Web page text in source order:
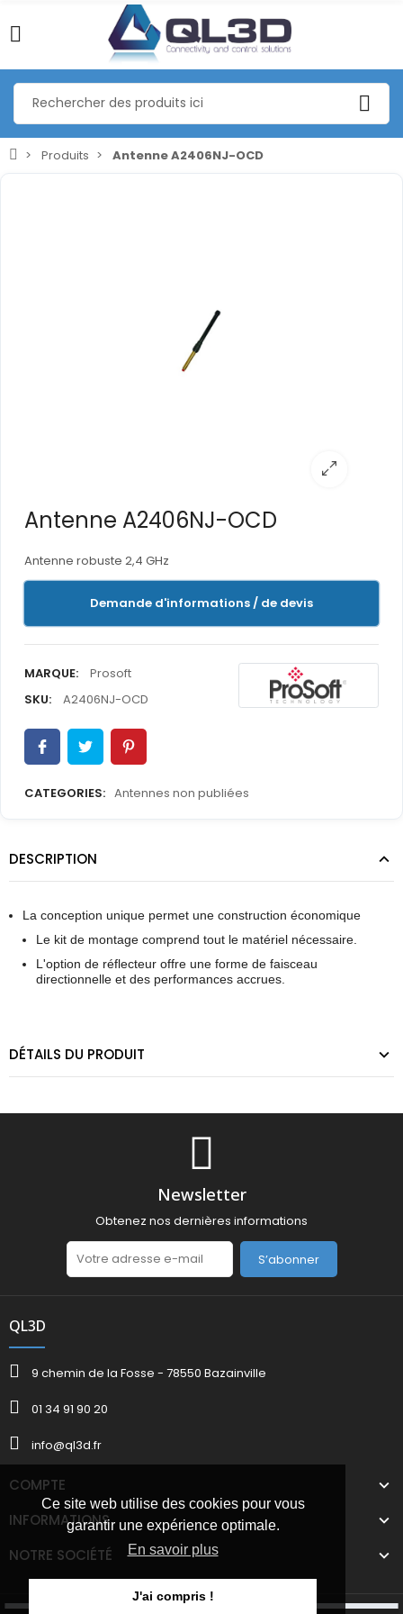
Ce site web utilise des cookies pour vous
garantir une expérience optimale.
En savoir plus
J'ai compris !
Produits Antenne A2406NJ-OCD
Antenne A2406NJ-OCD
Antenne robuste 2,4 GHz
Demande d'informations / de devis
MARQUE:
Prosoft
SKU:
A2406NJ-OCD
CATEGORIES: Antennes non publiées
DESCRIPTION
La conception unique permet une construction économique
Le kit de montage comprend tout le matériel nécessaire.
L'option de réflecteur offre une forme de faisceau
directionnelle et des performances accrues.
DÉTAILS DU PRODUIT
Newsletter
Obtenez nos dernières informations
S’abonner
QL3D
9 chemin de la Fosse - 78550 Bazainville
01 34 91 90 20
info@ql3d.fr
COMPTE
INFORMATIONS
NOTRE SOCIÉTÉ